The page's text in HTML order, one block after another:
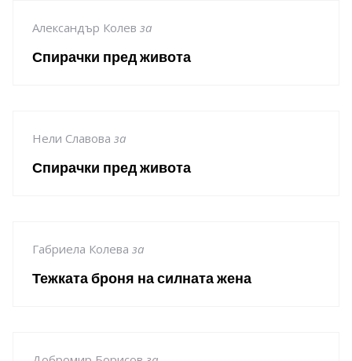
Александър Колев за
Спирачки пред живота
Нели Славова за
Спирачки пред живота
Габриела Колева за
Тежката броня на силната жена